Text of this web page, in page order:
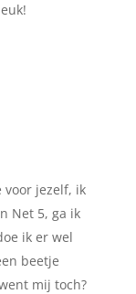
voor jezelf, ik
Net 5, ga ik
ik er wel
beetje
mij toch?